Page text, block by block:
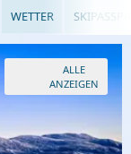
WETTER
ALLE
ANZEIGEN